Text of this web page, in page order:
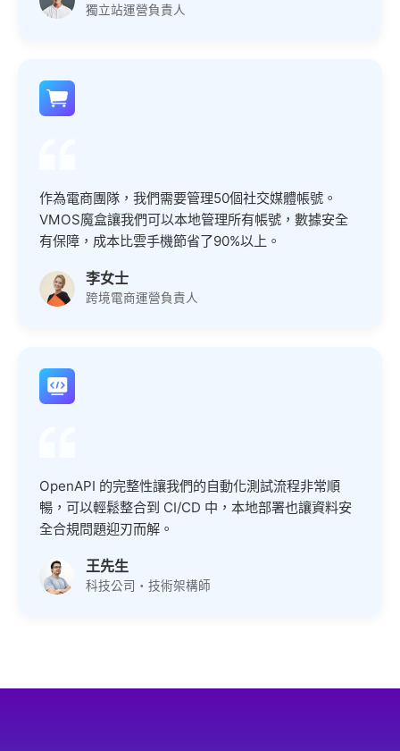
獨立站運營負責人
作為電商團隊，我們需要管理50個社交媒體帳號。
VMOS魔盒讓我們可以本地管理所有帳號，數據安全
有保障，成本比雲手機節省了90%以上。
李女士
跨境電商運營負責人
OpenAPI 的完整性讓我們的自動化測試流程非常順
暢，可以輕鬆整合到 CI/CD 中，本地部署也讓資料安
全合規問題迎刃而解。
王先生
科技公司・技術架構師